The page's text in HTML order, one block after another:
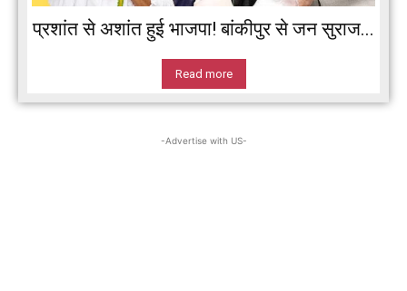
प्रशांत से अशांत हुई भाजपा! बांकीपुर से जन सुराज...
Read more
-Advertise with US-